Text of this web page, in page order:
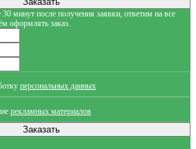
минут после получения заявки, ответим на все
оформлять заказ.
персональных данных
рекламных материалов